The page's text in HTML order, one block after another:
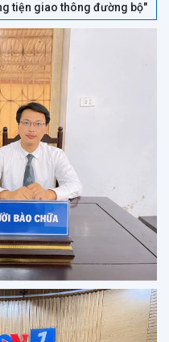
tiện giao thông đường bộ"